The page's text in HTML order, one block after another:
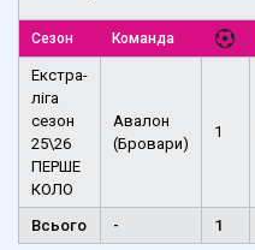
Сезон Команда
Екстра-
ліга
сезон
25\26
ПЕРШЕ
КОЛО
Авалон
(Бровари)
1
Всього - 1